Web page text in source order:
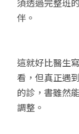
伴。
這就好比醫生
看，但真正遇
的診，書雖然
調整。